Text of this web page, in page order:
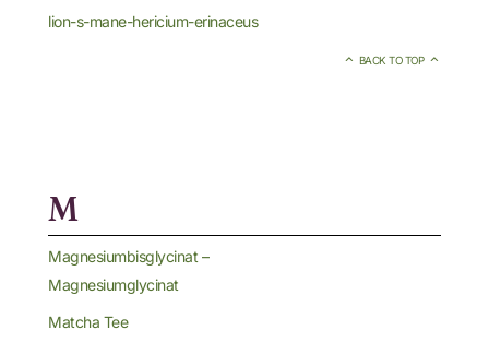
lion-s-mane-hericium-erinaceus
BACK TO TOP
M
Magnesiumbisglycinat –
Magnesiumglycinat
Matcha Tee